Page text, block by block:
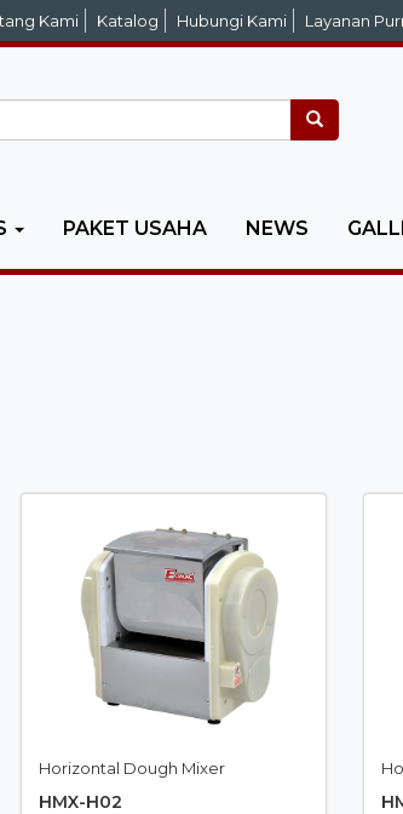
Kami Katalog Hubungi Kami Layanan
PAKET USAHA NEWS
Horizontal Dough Mixer
HMX-H02